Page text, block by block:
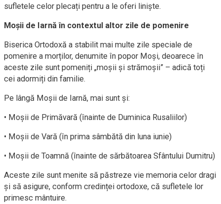
sufletele celor plecați pentru a le oferi liniște.
Moșii de Iarnă în contextul altor zile de pomenire
Biserica Ortodoxă a stabilit mai multe zile speciale de
pomenire a morților, denumite în popor Moși, deoarece în
aceste zile sunt pomeniți „moșii și strămoșii” – adică toți
cei adormiți din familie.
Pe lângă Moșii de Iarnă, mai sunt și:
• Moșii de Primăvară (înainte de Duminica Rusaliilor)
• Moșii de Vară (în prima sâmbătă din luna iunie)
• Moșii de Toamnă (înainte de sărbătoarea Sfântului Dumitru)
Aceste zile sunt menite să păstreze vie memoria celor dragi
și să asigure, conform credinței ortodoxe, că sufletele lor
primesc mântuire.